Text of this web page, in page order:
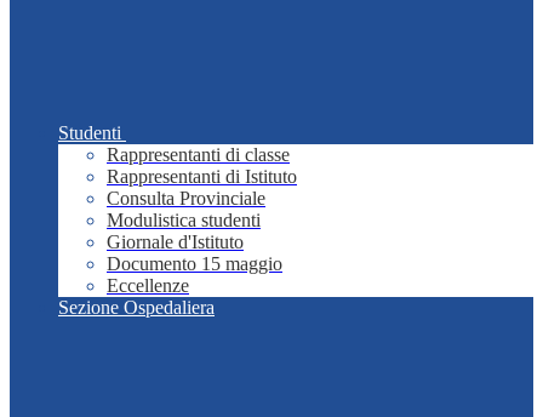
Studenti
Rappresentanti di classe
Rappresentanti di Istituto
Consulta Provinciale
Modulistica studenti
Giornale d'Istituto
Documento 15 maggio
Eccellenze
Sezione Ospedaliera